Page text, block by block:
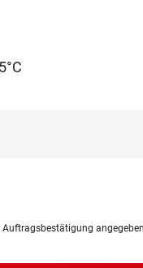
Auftragsbestätigung